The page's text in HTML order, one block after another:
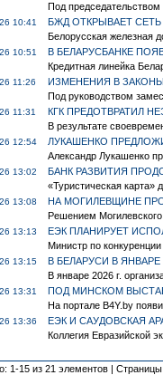
Под председательством
10:41
БЖД ОТКРЫВАЕТ
Белорусская железная
10:51
В БЕЛАРУСБАНКЕ
Кредитная линейка
11:26
ИЗМЕНЕНИЯ В
Под руководством
11:31
КГК ПРЕДОТВРАТИЛ
В результате
12:54
ЛУКАШЕНКО
Александр Лукашенко
13:02
БАНК РАЗВИТИЯ
«Туристическая карта»
13:08
НА МОГИЛЕВЩИНЕ
Решением Могилевского
13:13
ЕЭК ПЛАНИРУЕТ
Министр по
13:15
В БЕЛАРУСИ В
В январе 2026 г.
13:31
ПОД МИНСКОМ
На портале B4Y.by
13:36
ЕЭК И САУДОВСКАЯ
Коллегия Евразийской
1-15 из 21 элементов |